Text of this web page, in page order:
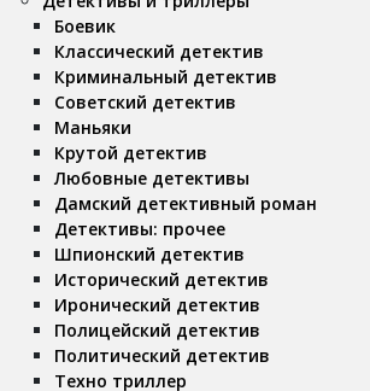
Боевик
Классический детектив
Криминальный детектив
Советский детектив
Маньяки
Крутой детектив
Любовные детективы
Дамский детективный роман
Детективы: прочее
Шпионский детектив
Исторический детектив
Иронический детектив
Полицейский детектив
Политический детектив
Техно триллер